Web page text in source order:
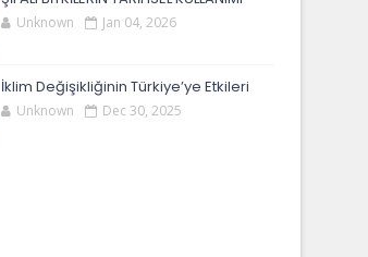
Unknown Jan 04, 2026
İklim Değişikliğinin Türkiye’ye Etkileri
Unknown Dec 30, 2025